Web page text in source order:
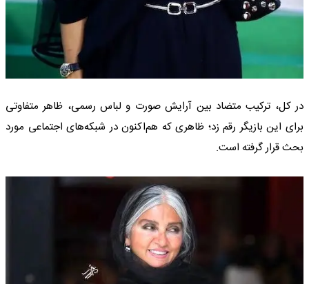
در کل، ترکیب متضاد بین آرایش صورت و لباس رسمی، ظاهر متفاوتی
برای این بازیگر رقم زد؛ ظاهری که هم‌اکنون در شبکه‌های اجتماعی مورد
بحث قرار گرفته است.